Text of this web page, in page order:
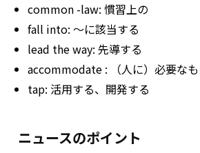
common -law: 慣習上の
fall into: ～に該当する
lead the way: 先導する
accommodate : （人に）必要な
tap: 活用する、開発する
ニュースのポイント